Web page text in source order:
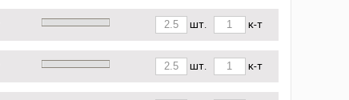
шт. к-т
шт. к-т